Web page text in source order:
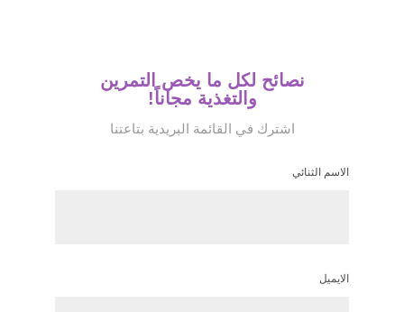
نصائح لكل ما يخص التمرين
والتغذية مجاناً!
اشترك في القائمة البريدية بتاعتنا
الاسم الثنائي
الايميل